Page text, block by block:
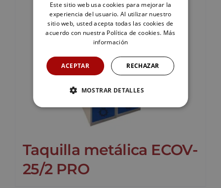
Taquilla metálica ECOV-
25/2 PRO
Este sitio web usa cookies para mejorar la
experiencia del usuario. Al utilizar nuestro
sitio web, usted acepta todas las cookies de
acuerdo con nuestra Política de cookies. Más
información
ACEPTAR RECHAZAR
MOSTRAR DETALLES